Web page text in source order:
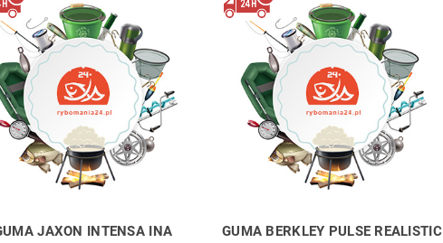
JAXON INTENSA INA
GUMA BERKLEY PULSE REALISTIC